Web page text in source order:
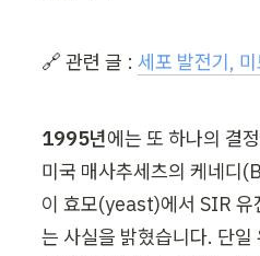
🔗 관련 글 : 세포 발전기,
1995년에는 또 하나의 결
미국 매사추세츠의 케네
이 효모(yeast)에서 SIR 유
는 사실을 밝혔습니다. 단